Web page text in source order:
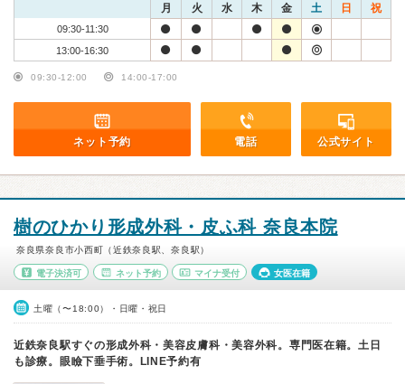
月 火 水 木 金 土 日 祝
09:30-11:30
13:00-16:30
09:30-12:00 14:00-17:00
ネット予約 電話 公式サイト
樹のひかり形成外科・皮ふ科 奈良本院
奈良県奈良市小西町（近鉄奈良駅、奈良駅）
電子決済可 ネット予約 マイナ受付 女医在籍
土曜（〜18:00）・日曜・祝日
近鉄奈良駅すぐの形成外科・美容皮膚科・美容外科。専門医在籍。土日
も診療。眼瞼下垂手術。LINE予約有